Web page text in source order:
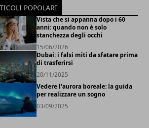
POPOLARI
Vista che si appanna dopo i 60
anni: quando non è solo
stanchezza degli occhi
15/06/2026
Dubai: i falsi miti da sfatare prima
di trasferirsi
20/11/2025
Vedere l'aurora boreale: la guida
per realizzare un sogno
03/09/2025